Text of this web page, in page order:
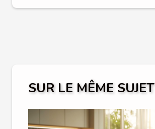
SUR LE MÊME SUJET